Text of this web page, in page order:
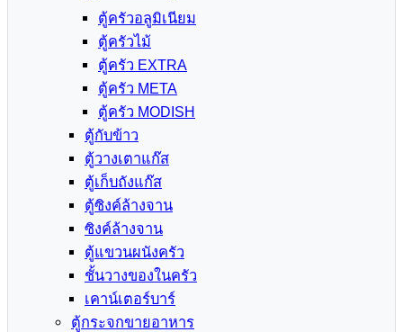
ตู้ครัวอลูมิเนียม
ตู้ครัวไม้
ตู้ครัว EXTRA
ตู้ครัว META
ตู้ครัว MODISH
ตู้กับข้าว
ตู้วางเตาแก๊ส
ตู้เก็บถังแก๊ส
ตู้ซิงค์ล้างจาน
ซิงค์ล้างจาน
ตู้แขวนผนังครัว
ชั้นวางของในครัว
เคาน์เตอร์บาร์
ตู้กระจกขายอาหาร